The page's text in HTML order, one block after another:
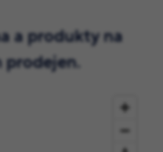
a produkty na
prodejen.